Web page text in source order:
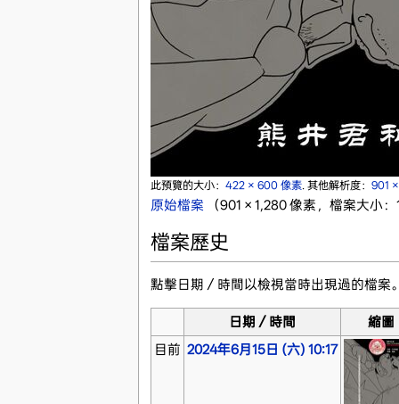
此預覽的大小： 422 × 600 像素. 其他解析度： 901
原始檔案 （901 × 1,280 像素，檔案大小
檔案歷史
點擊日期／時間以檢視當時出現過的檔案
日期／時間
縮圖
目前 2024年6月15日 (六) 10:17